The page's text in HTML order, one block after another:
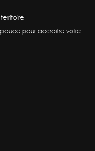
pour accroitre votre